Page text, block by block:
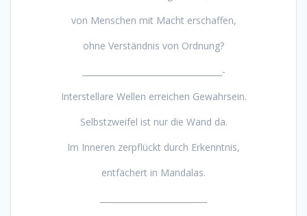
von Menschen mit Macht erschaffen,
ohne Verständnis von Ordnung?
__________________________________-
Interstellare Wellen erreichen Gewahrsein.
Selbstzweifel ist nur die Wand da.
Im Inneren zerpflückt durch Erkenntnis,
entfächert in Mandalas.